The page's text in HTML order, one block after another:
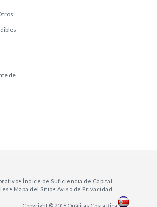
de
• Índice de Suficiencia de Capital
• Mapa del Sitio• Aviso de Privacidad
Copyright © 2016 Quálitas Costa Rica